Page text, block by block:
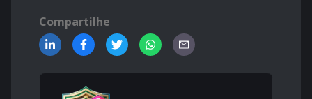
Compartilhe